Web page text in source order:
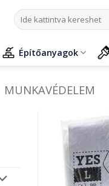
Keresés
a
Építőanyagok
MUNKAVÉDELEM